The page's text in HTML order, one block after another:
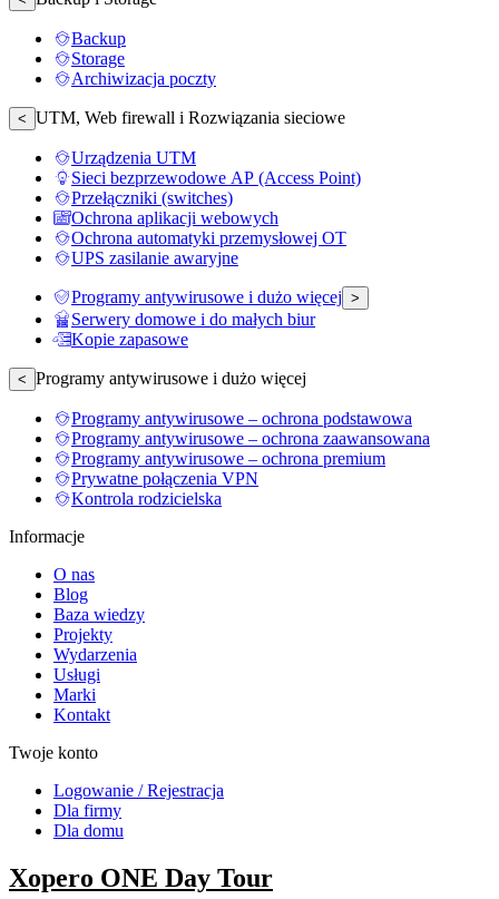
Backup
Storage
Archiwizacja poczty
< UTM, Web firewall i Rozwiązania sieciowe
Urządzenia UTM
Sieci bezprzewodowe AP (Access Point)
Przełączniki (switches)
Ochrona aplikacji webowych
Ochrona automatyki przemysłowej OT
UPS zasilanie awaryjne
Programy antywirusowe i dużo więcej >
Serwery domowe i do małych biur
Kopie zapasowe
< Programy antywirusowe i dużo więcej
Programy antywirusowe – ochrona podstawowa
Programy antywirusowe – ochrona zaawansowana
Programy antywirusowe – ochrona premium
Prywatne połączenia VPN
Kontrola rodzicielska
Informacje
O nas
Blog
Baza wiedzy
Projekty
Wydarzenia
Usługi
Marki
Kontakt
Twoje konto
Logowanie / Rejestracja
Dla firmy
Dla domu
Xopero ONE Day Tour